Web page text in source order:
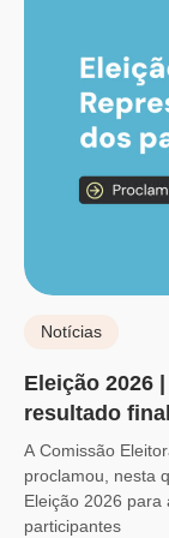
Notícias
Eleição 2026
resultado final
A Comissão
proclamou, nesta
Eleição 2026
participantes